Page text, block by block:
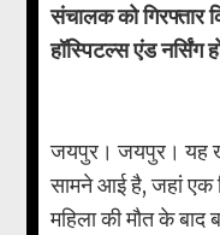
संचालक को गिरफ्तार
हॉस्पिटल्स एंड नर्सिंग
जयपुर। जयपुर। यह
सामने आई है, जहां एक
महिला की मौत के बाद